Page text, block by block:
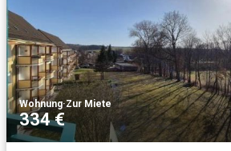
Wohnung·Zur Miete
334 €